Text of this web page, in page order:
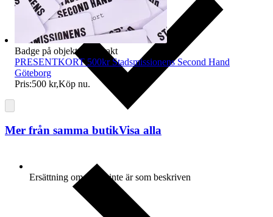
Ersättning om varan inte är som beskriven
Badge på objektet:
Fri frakt
PRESENTKORT 500kr Stadsmissionens Second Hand
Göteborg
Pris:500 kr,Köp nu.
Mer från samma butikVisa alla